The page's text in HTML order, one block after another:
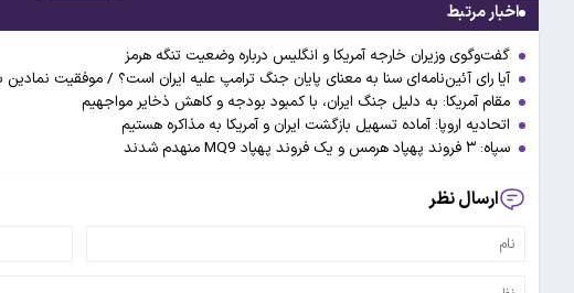
اخبار مرتبط
گفت‌وگوی وزیران خارجه آمریکا و انگلیس درباره وضعیت تنگه هرمز
آیا رای آئین‌نامه‌ای سنا به معنای پایان جنگ ترامپ علیه ایران است؟ / موفقیت
مقام آمریکا: به دلیل جنگ ایران، با کمبود بودجه و کاهش ذخایر مواجهیم
اتحادیه اروپا: آماده تسهیل بازگشت ایران و آمریکا به مذاکره هستیم
سپاه: ۳ فروند پهپاد هرمس و یک فروند پهپاد MQ9 منهدم شدند
ارسال نظر